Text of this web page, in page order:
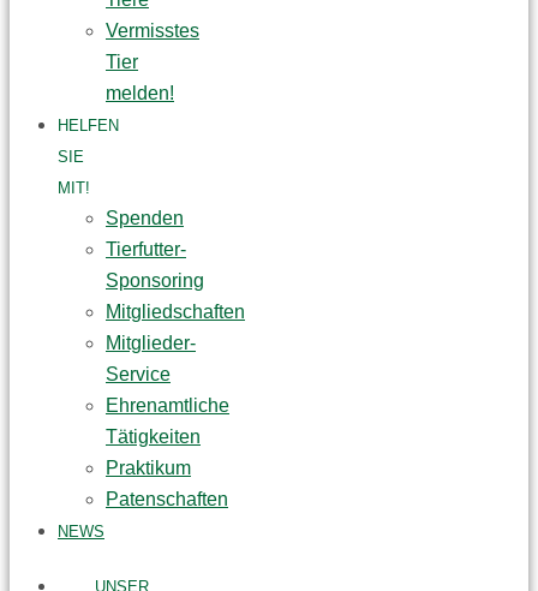
Vermisstes
Tier
melden!
HELFEN
SIE
MIT!
Spenden
Tierfutter-
Sponsoring
Mitgliedschaften
Mitglieder-
Service
Ehrenamtliche
Tätigkeiten
Praktikum
Patenschaften
NEWS
UNSER